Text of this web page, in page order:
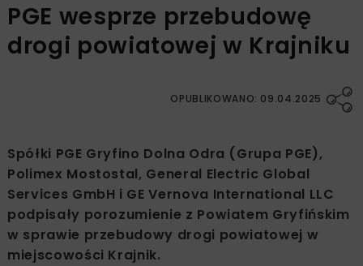
PGE wesprze przebudowę
drogi powiatowej w Krajniku
OPUBLIKOWANO: 09.04.2025
Spółki PGE Gryfino Dolna Odra (Grupa PGE),
Polimex Mostostal, General Electric Global
Services GmbH i GE Vernova International LLC
podpisały porozumienie z Powiatem Gryfińskim
w sprawie przebudowy drogi powiatowej w
miejscowości Krajnik.